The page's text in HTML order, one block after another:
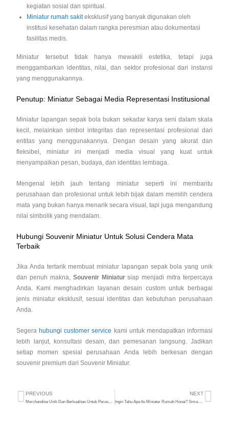
kegiatan sosial dan spiritual.
Miniatur rumah sakiteksklusif yang banyak digunakan oleh
institusi kesehatan dalam rangka peresmian atau dokumentasi
fasilitas medis.
Miniatur tersebut tidak hanya mewakili estetika, tetapi juga
menggambarkan identitas, nilai, dan sektor profesional dari instansi
yang menggunakannya.
Penutup: Miniatur Sebagai Media Representasi Institusional
Miniatur lapangan sepak bola bukan sekadar karya seni dalam skala
kecil, melainkan simbol integritas dan representasi profesional dari
entitas yang menggunakannya. Dengan desain yang akurat dan
fleksibel, miniatur ini menjadi media visual yang kuat untuk
menyampaikan pesan, budaya, dan identitas lembaga.
Mengenal lebih jauh tentang miniatur seperti ini membantu
perusahaan dan profesional untuk lebih bijak dalam memilih cendera
mata yang bukan hanya menarik secara visual, tapi juga mengandung
nilai simbolik yang mendalam.
Hubungi Souvenir Miniatur Untuk Solusi Cendera Mata
Terbaik
Jika Anda tertarik membuat miniatur lapangan sepak bola yang unik
dan penuh makna, Souvenir Miniatursiap menjadi mitra terpercaya
Anda. Kami menghadirkan layanan desain custom untuk berbagai
jenis miniatur eksklusif, sesuai identitas dan kebutuhan perusahaan
Anda.
Segera hubungi customer service kami untuk mendapatkan informasi
lebih lanjut, konsultasi desain, dan pemesanan langsung. Jadikan
setiap momen spesial perusahaan Anda lebih berkesan dengan
souvenir premium dari Souvenir Miniatur.
PREVIOUS
Merchandise Unik Dan Berkualitas Untuk Perusahaan
NEXT
Ingin Tahu Apa Itu Miniatur Rumah Honai? Simak Penjelasannya